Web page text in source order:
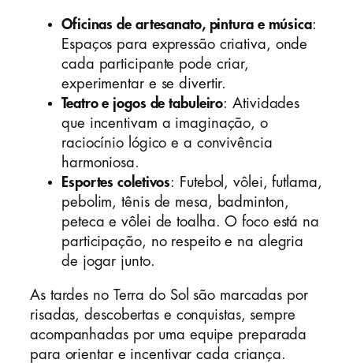
Oficinas de artesanato, pintura e música:
Espaços para expressão criativa, onde
cada participante pode criar,
experimentar e se divertir.
Teatro e jogos de tabuleiro: Atividades
que incentivam a imaginação, o
raciocínio lógico e a convivência
harmoniosa.
Esportes coletivos: Futebol, vôlei, futlama,
pebolim, tênis de mesa, badminton,
peteca e vôlei de toalha. O foco está na
participação, no respeito e na alegria
de jogar junto.
As tardes no Terra do Sol são marcadas por
risadas, descobertas e conquistas, sempre
acompanhadas por uma equipe preparada
para orientar e incentivar cada criança.